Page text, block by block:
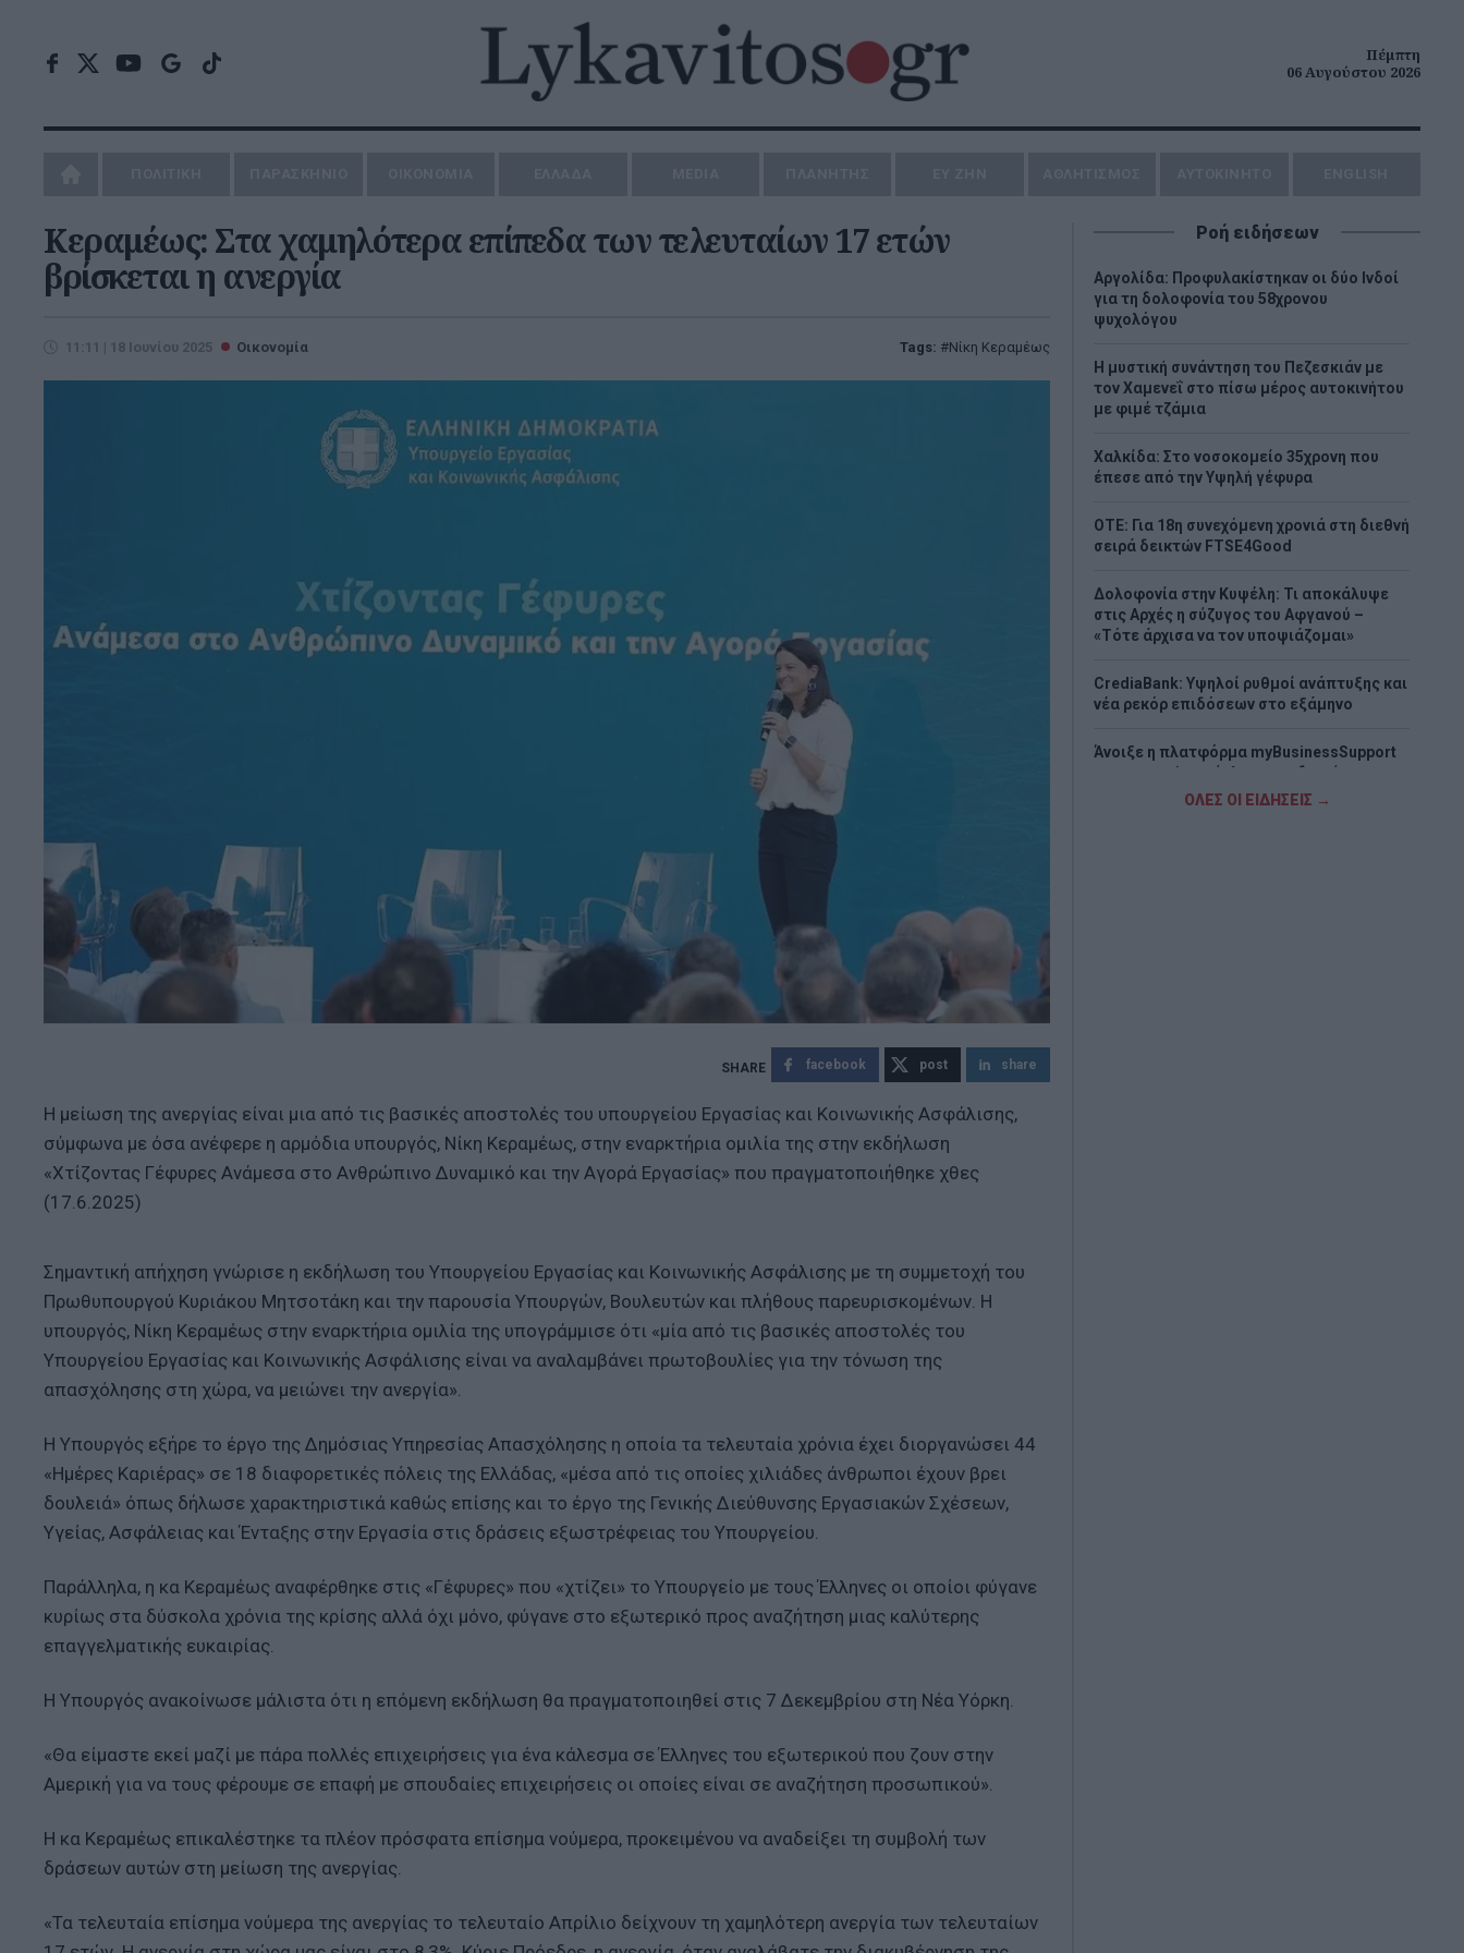
Πέμπτη
06 Αυγούστου 2026
Κεραμέως: Στα χαμηλότερα επίπεδα των τελευταίων 17 ετών
βρίσκεται η ανεργία
11:11 | 18 Ιουνίου 2025 Οικονομία Tags: Νίκη Κεραμέως
facebook post share
Η μείωση της ανεργίας είναι μια από τις βασικές αποστολές του υπουργείου Εργασίας και Κοινωνικής Ασφάλισης,
σύμφωνα με όσα ανέφερε η αρμόδια υπουργός, Νίκη Κεραμέως, στην εναρκτήρια ομιλία της στην εκδήλωση
«Χτίζοντας Γέφυρες Ανάμεσα στο Ανθρώπινο Δυναμικό και την Αγορά Εργασίας» που πραγματοποιήθηκε χθες
(17.6.2025)
Σημαντική απήχηση γνώρισε η εκδήλωση του Υπουργείου Εργασίας και Κοινωνικής Ασφάλισης με τη συμμετοχή του
Πρωθυπουργού Κυριάκου Μητσοτάκη και την παρουσία Υπουργών, Βουλευτών και πλήθους παρευρισκομένων. Η
υπουργός, Νίκη Κεραμέως στην εναρκτήρια ομιλία της υπογράμμισε ότι «μία από τις βασικές αποστολές του
Υπουργείου Εργασίας και Κοινωνικής Ασφάλισης είναι να αναλαμβάνει πρωτοβουλίες για την τόνωση της
απασχόλησης στη χώρα, να μειώνει την ανεργία».
Η Υπουργός εξήρε το έργο της Δημόσιας Υπηρεσίας Απασχόλησης η οποία τα τελευταία χρόνια έχει διοργανώσει 44
«Ημέρες Καριέρας» σε 18 διαφορετικές πόλεις της Ελλάδας, «μέσα από τις οποίες χιλιάδες άνθρωποι έχουν βρει
δουλειά» όπως δήλωσε χαρακτηριστικά καθώς επίσης και το έργο της Γενικής Διεύθυνσης Εργασιακών Σχέσεων,
Υγείας, Ασφάλειας και Ένταξης στην Εργασία στις δράσεις εξωστρέφειας του Υπουργείου.
Παράλληλα, η κα Κεραμέως αναφέρθηκε στις «Γέφυρες» που «χτίζει» το Υπουργείο με τους Έλληνες οι οποίοι φύγανε
κυρίως στα δύσκολα χρόνια της κρίσης αλλά όχι μόνο, φύγανε στο εξωτερικό προς αναζήτηση μιας καλύτερης
επαγγελματικής ευκαιρίας.
Η Υπουργός ανακοίνωσε μάλιστα ότι η επόμενη εκδήλωση θα πραγματοποιηθεί στις 7 Δεκεμβρίου στη Νέα Υόρκη.
«Θα είμαστε εκεί μαζί με πάρα πολλές επιχειρήσεις για ένα κάλεσμα σε Έλληνες του εξωτερικού που ζουν στην
Αμερική για να τους φέρουμε σε επαφή με σπουδαίες επιχειρήσεις οι οποίες είναι σε αναζήτηση προσωπικού».
Η κα Κεραμέως επικαλέστηκε τα πλέον πρόσφατα επίσημα νούμερα, προκειμένου να αναδείξει τη συμβολή των
δράσεων αυτών στη μείωση της ανεργίας.
«Τα τελευταία επίσημα νούμερα της ανεργίας το τελευταίο Απρίλιο δείχνουν τη χαμηλότερη ανεργία των τελευταίων
Ροή ειδήσεων
Αργολίδα: Προφυλακίστηκαν οι δύο Ινδοί
για τη δολοφονία του 58χρονου
ψυχολόγου
Η μυστική συνάντηση του Πεζεσκιάν με
τον Χαμενεΐ στο πίσω μέρος αυτοκινήτου
με φιμέ τζάμια
Χαλκίδα: Στο νοσοκομείο 35χρονη που
έπεσε από την Υψηλή γέφυρα
ΟΤΕ: Για 18η συνεχόμενη χρονιά στη διεθνή
σειρά δεικτών FTSE4Good
Δολοφονία στην Κυψέλη: Τι αποκάλυψε
στις Αρχές η σύζυγος του Αφγανού –
«Τότε άρχισα να τον υποψιάζομαι»
CrediaBank: Υψηλοί ρυθμοί ανάπτυξης και
νέα ρεκόρ επιδόσεων στο εξάμηνο
Άνοιξε η πλατφόρμα myBusinessSupport
για τον πρώτο κύκλο του ειδικού
σχήματος στήριξης των επιχειρήσεων της
ΟΛΕΣ ΟΙ ΕΙΔΗΣΕΙΣ →